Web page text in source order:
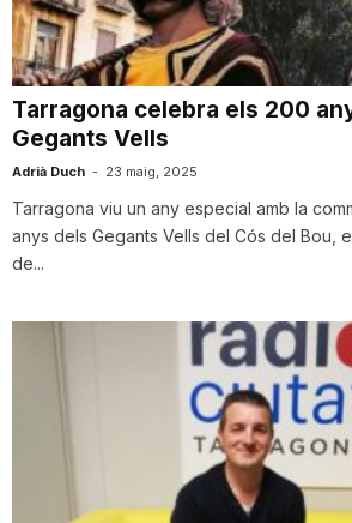
i
u
t
a
t
Tarragona celebra els 200
Gegants Vells
Adrià Duch - 23 maig, 2025
Tarragona viu un any especial amb la
anys dels Gegants Vells del Cós del Bou,
de...